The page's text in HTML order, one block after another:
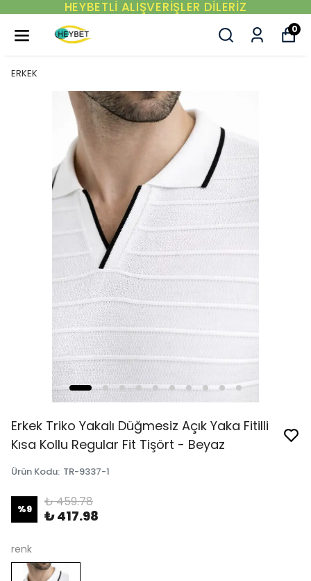
YENI SEZON ÜRÜNLER
0
ERKEK
Erkek Triko Yakalı Düğmesiz Açık Yaka Fitilli
Kısa Kollu Regular Fit Tişört - Beyaz
Ürün Kodu: TR-9337-1
%9 ₺ 459.78
₺ 417.98
renk